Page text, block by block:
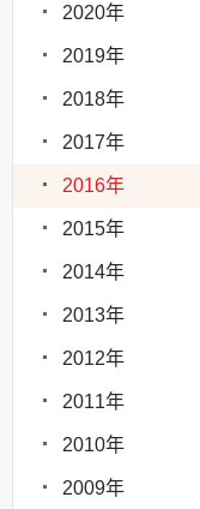
2020年
2019年
2018年
2017年
2016年
2015年
2014年
2013年
2012年
2011年
2010年
2009年